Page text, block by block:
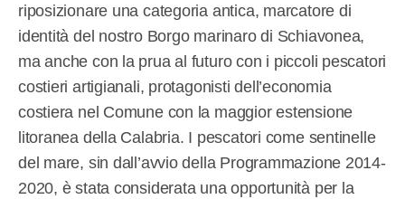
riposizionare una categoria antica, marcatore di
identità del nostro Borgo marinaro di Schiavonea,
ma anche con la prua al futuro con i piccoli pescatori
costieri artigianali, protagonisti dell’economia
costiera nel Comune con la maggior estensione
litoranea della Calabria. I pescatori come sentinelle
del mare, sin dall’avvio della Programmazione 2014-
2020, è stata considerata una opportunità per la